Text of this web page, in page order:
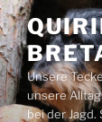
Zum
Inhalt
springen
Unsere
unsere
bei der